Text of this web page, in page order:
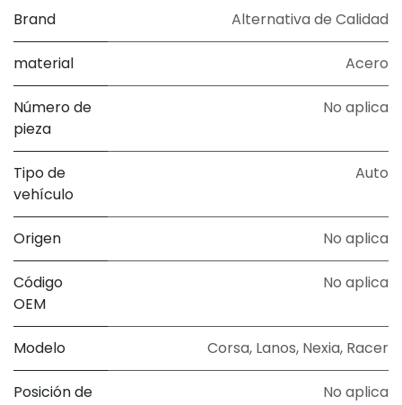
Brand Alternativa de Calidad
material Acero
Número de
pieza
No aplica
Tipo de
vehículo
Auto
Origen No aplica
Código
OEM
No aplica
Modelo Corsa, Lanos, Nexia, Racer
Posición de
No aplica